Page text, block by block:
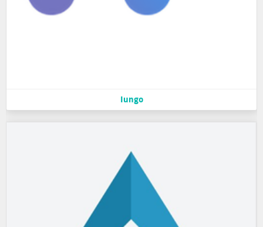
Iungo